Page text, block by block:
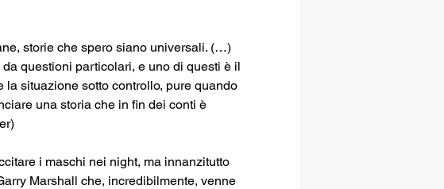
storie che spero siano universali. (…)
questioni particolari, e uno di questi è il
la situazione sotto controllo, pure quando
una storia che in fin dei conti è
i maschi nei night, ma innanzitutto
Marshall che, incredibilmente, venne